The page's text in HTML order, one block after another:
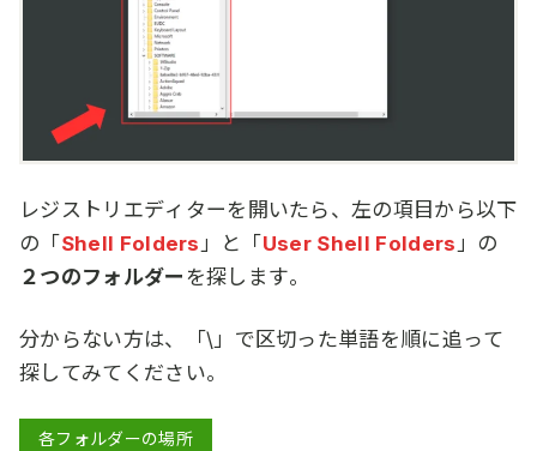
レジストリエディターを開いたら、左の項目から以下
の「Shell Folders」と「User Shell Folders」の
２つのフォルダー を探します。
分からない方は、「\」で区切った単語を順に追って
探してみてください。
各フォルダーの場所